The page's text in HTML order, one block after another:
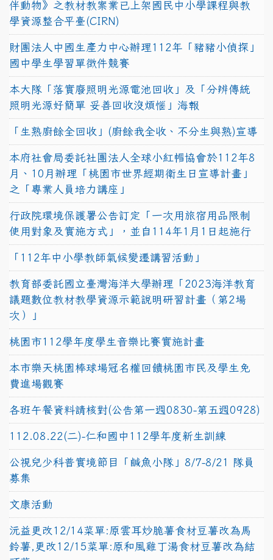
伴動物》之教材教案業已上架國民中小學課程與教
學資源整合平臺(CIRN)
財團法人中國生產力中心辦理112年「豬豬小偵探」
國中學生學習單徵件競賽
本大隊「落實廢照明光源電池回收」及「分辨傳統
照明光源好簡單 妥善回收沒煩惱」海報
「生熟廚餘全回收」(廚餘我全收、不分生與熟)宣導
本府社會局委託社團法人全球小紅帽協會於112年8
月、10月辦理「桃園市世界經期衛生日宣導計畫」
之「專業人員培力講座」
行政院環境保護署公告訂定「一次用旅宿用品限制
使用對象及實施方式」，並自114年1月1日起施行
「112年中小學教師氣候變遷講習活動」
教育部委託國立臺灣海洋大學辦理「2023海洋教育
議題數位教材教學資源示範說明研習計畫（第2場
次）」
桃園市112學年度學生音樂比賽實施計畫
本市樂天桃園棒球場冠名權回饋桃園市民及學生免
費進場觀賽
各班午餐資料請核對(公告第一週0830-第五週0928)
112.08.22(二)-仁和國中112學年度新生訓練
公視兒少科普實境節目「鹹魚小隊」8/7-8/21 隊員
募集
文康活動
沅益更改12/14菜單:原雲耳炒脆薯食材豆薯改為馬
鈴薯,更改12/15菜單:原和風雞丁湯食材豆薯改為結